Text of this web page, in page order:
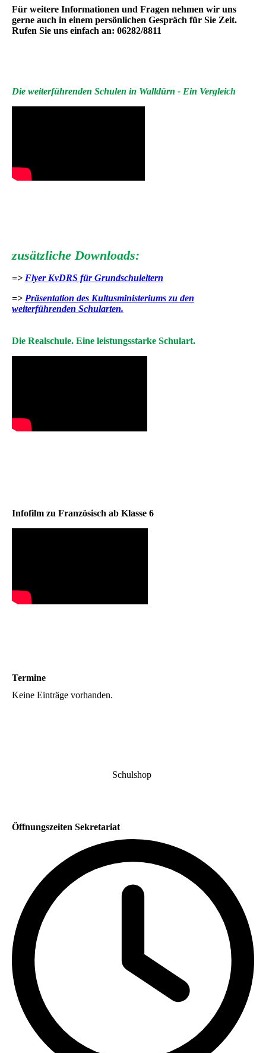
Für weitere Informationen und Fragen nehmen wir uns
gerne auch in einem persönlichen Gespräch für Sie Zeit.
Rufen Sie uns einfach an: 06282/8811
Die weiterführenden Schulen in Walldürn - Ein Vergleich
zusätzliche Downloads:
=> Flyer KvDRS für Grundschuleltern
=> Präsentation des Kultusministeriums zu den
weiterführenden Schularten.
Die Realschule. Eine leistungsstarke Schulart.
Infofilm zu Französisch ab Klasse 6
Termine
Keine Einträge vorhanden.
Schulshop
Öffnungszeiten Sekretariat